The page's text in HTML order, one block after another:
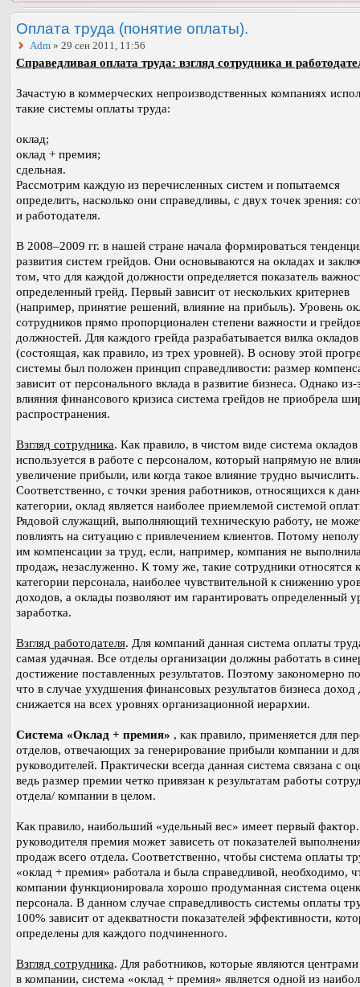
Оплата труда (понятие оплаты).
Adm » 29 сен 2011, 11:56
Справедливая оплата труда: взгляд сотрудника и
Зачастую в коммерческих непроизводственных компаниях
такие системы оплаты труда:
оклад;
оклад + премия;
сдельная.
Рассмотрим каждую из перечисленных систем и попытаемся
определить, насколько они справедливы, с двух точек зрения:
и работодателя.
В 2008–2009 гг. в нашей стране начала формироваться
развития систем грейдов. Они основываются на окладах и
том, что для каждой должности определяется показатель
определенный грейд. Первый зависит от нескольких критериев
(например, принятие решений, влияние на прибыль). Уровень
сотрудников прямо пропорционален степени важности и
должностей. Для каждого грейда разрабатывается вилка окладов
(состоящая, как правило, из трех уровней). В основу этой
системы был положен принцип справедливости: размер
зависит от персонального вклада в развитие бизнеса. Однако из-
влияния финансового кризиса система грейдов не приобрела
распространения.
Взгляд сотрудника. Как правило, в чистом виде система окладов
используется в работе с персоналом, который напрямую не
увеличение прибыли, или когда такое влияние трудно вычислить.
Соответственно, с точки зрения работников, относящихся к
категории, оклад является наиболее приемлемой системой
Рядовой служащий, выполняющий техническую работу, не
повлиять на ситуацию с привлечением клиентов. Потому
им компенсации за труд, если, например, компания не
продаж, незаслуженно. К тому же, такие сотрудники относятся к
категории персонала, наиболее чувствительной к снижению
доходов, а оклады позволяют им гарантировать определенный
заработка.
Взгляд работодателя. Для компаний данная система оплаты
самая удачная. Все отделы организации должны работать в
достижение поставленных результатов. Поэтому закономерно
что в случае ухудшения финансовых результатов бизнеса доход
снижается на всех уровнях организационной иерархии.
Система «Оклад + премия» , как правило, применяется для
отделов, отвечающих за генерирование прибыли компании и для
руководителей. Практически всегда данная система связана с
ведь размер премии четко привязан к результатам работы
отдела/ компании в целом.
Как правило, наибольший «удельный вес» имеет первый
руководителя премия может зависеть от показателей
продаж всего отдела. Соответственно, чтобы система оплаты
«оклад + премия» работала и была справедливой, необходимо,
компании функционировала хорошо продуманная система
персонала. В данном случае справедливость системы оплаты
100% зависит от адекватности показателей эффективности,
определены для каждого подчиненного.
Взгляд сотрудника. Для работников, которые являются
в компании, система «оклад + премия» является одной из